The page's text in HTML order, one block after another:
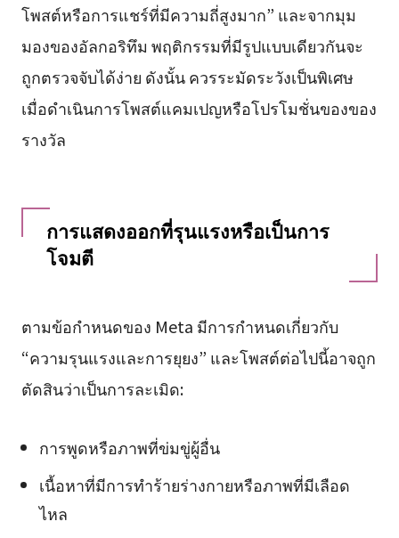
โพสต์หรือการแชร์ที่มีความถี่สูงมาก” และจากมุม
มองของอัลกอริทึม พฤติกรรมที่มีรูปแบบเดียวกันจะ
ถูกตรวจจับได้ง่าย ดังนั้น ควรระมัดระวังเป็นพิเศษ
เมื่อดำเนินการโพสต์แคมเปญหรือโปรโมชั่นของของ
รางวัล
การแสดงออกที่รุนแรงหรือเป็นการ
โจมตี
ตามข้อกำหนดของ Meta มีการกำหนดเกี่ยวกับ
“ความรุนแรงและการยุยง” และโพสต์ต่อไปนี้อาจถูก
ตัดสินว่าเป็นการละเมิด:
การพูดหรือภาพที่ข่มขู่ผู้อื่น
เนื้อหาที่มีการทำร้ายร่างกายหรือภาพที่มีเลือด
ไหล